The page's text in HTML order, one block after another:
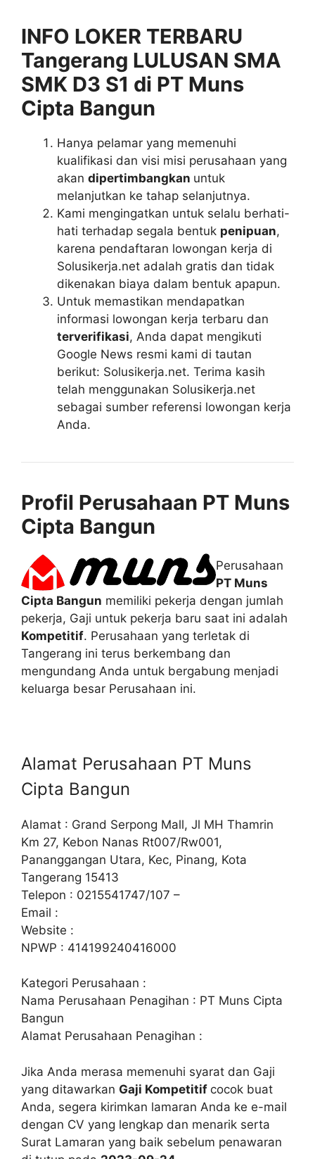
INFO LOKER TERBARU
Tangerang LULUSAN SMA
SMK D3 S1 di PT Muns
Cipta Bangun
Hanya pelamar yang memenuhi
kualifikasi dan visi misi perusahaan yang
akan dipertimbangkan untuk
melanjutkan ke tahap selanjutnya.
Kami mengingatkan untuk selalu berhati-
hati terhadap segala bentuk penipuan,
karena pendaftaran lowongan kerja di
Solusikerja.net adalah gratis dan tidak
dikenakan biaya dalam bentuk apapun.
Untuk memastikan mendapatkan
informasi lowongan kerja terbaru dan
terverifikasi, Anda dapat mengikuti
Google News resmi kami di tautan
berikut: Solusikerja.net. Terima kasih
telah menggunakan Solusikerja.net
sebagai sumber referensi lowongan kerja
Anda.
Profil Perusahaan PT Muns
Cipta Bangun
Perusahaan
PT Muns
Cipta Bangun memiliki pekerja dengan jumlah
pekerja, Gaji untuk pekerja baru saat ini adalah
Kompetitif. Perusahaan yang terletak di
Tangerang ini terus berkembang dan
mengundang Anda untuk bergabung menjadi
keluarga besar Perusahaan ini.
Alamat Perusahaan PT Muns
Cipta Bangun
Alamat : Grand Serpong Mall, Jl MH Thamrin
Km 27, Kebon Nanas Rt007/Rw001,
Pananggangan Utara, Kec, Pinang, Kota
Tangerang 15413
Telepon : 0215541747/107 –
Email :
Website :
NPWP : 414199240416000
Kategori Perusahaan :
Nama Perusahaan Penagihan : PT Muns Cipta
Bangun
Alamat Perusahaan Penagihan :
Jika Anda merasa memenuhi syarat dan Gaji
yang ditawarkan Gaji Kompetitif cocok buat
Anda, segera kirimkan lamaran Anda ke e-mail
dengan CV yang lengkap dan menarik serta
Surat Lamaran yang baik sebelum penawaran